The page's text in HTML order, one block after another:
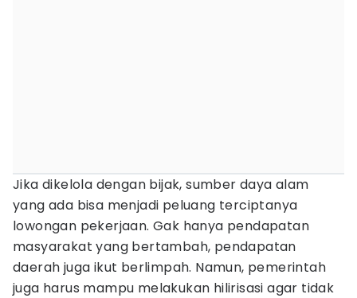
Jika dikelola dengan bijak, sumber daya alam
yang ada bisa menjadi peluang terciptanya
lowongan pekerjaan. Gak hanya pendapatan
masyarakat yang bertambah, pendapatan
daerah juga ikut berlimpah. Namun, pemerintah
juga harus mampu melakukan hilirisasi agar tidak